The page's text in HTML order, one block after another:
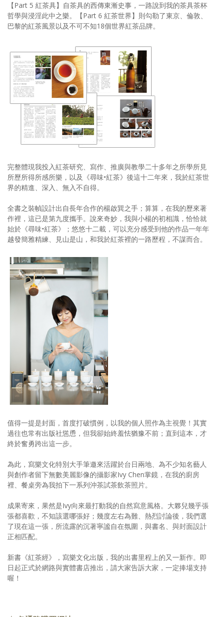
【Part 5 紅茶具】自茶具的西傳東漸史事，一路說到我的茶具茶杯
哲學與浸淫此中之樂。【Part 6 紅茶世界】則勾勒了東京、倫敦、
巴黎的紅茶風景以及不可不知18個世界紅茶品牌。
完整體現我投入紅茶研究、寫作、推廣與教學二十多年之所學所見
所歷所得所感所樂，以及《尋味•紅茶》後這十二年來，我於紅茶世
界的精進、深入、無入不自得。
全書之裝幀設計出自長年合作的楊啟巽之手；算算，在我的歷來著
作裡，這已是第九度攜手。說來奇妙，我與小楊的初相識，恰恰就
始於《尋味•紅茶》；悠悠十二載，可以充分感受到他的作品一年年
越發簡雅精練、見山是山，和我於紅茶裡的一路歷程，不謀而合。
值得一提是封面，首度打破慣例，以我的個人照作為主視覺！其實
過往也常有出版社慫恿，但我卻始終羞怯猶豫不前；直到這本，才
終於奮勇跨出這一步。
為此，寫樂文化特別大手筆邀來活躍於台日兩地、為不少知名藝人
與創作者留下無數美麗影像的攝影家Ivy Chen掌鏡，在我的廚房
裡、餐桌旁為我拍下一系列沖茶試茶飲茶照片。
成果寄來，果然是Ivy向來最打動我的自然寫意風格。大夥兒幾乎張
張都喜歡，不知該選哪張好；幾度左右為難、熱烈討論後，我們選
了現在這一張，所流露的沉著寧謐自在氛圍，與書名、與封面設計
正相匹配。
新書《紅茶經》，寫樂文化出版，我的出書里程上的又一新作。即
日起正式於網路與實體書店推出，請大家告訴大家，一定捧場支持
喔！